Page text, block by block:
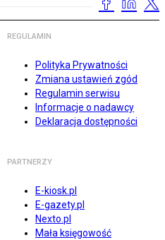
REGULAMIN
Polityka Prywatności
Zmiana ustawień zgód
Regulamin serwisu
Informacje o nadawcy
Deklaracja dostępności
PARTNERZY
E-kiosk.pl
E-gazety.pl
Nexto.pl
Mała księgowość